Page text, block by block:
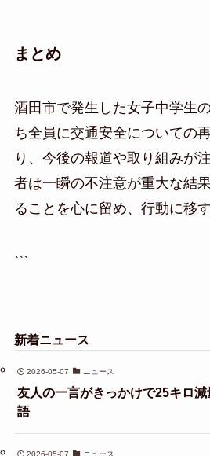
まとめ
酒田市で発生した女子中学生
ち全員に交通安全についての
り、今後の報道や取り組みが
者は一瞬の不注意が重大な結
ることを心に留め、行動に移
```
新着ニュース
2026-05-07 ニュース
友人の一言がきっかけで25キロ
語
2026-05-07 ニュース